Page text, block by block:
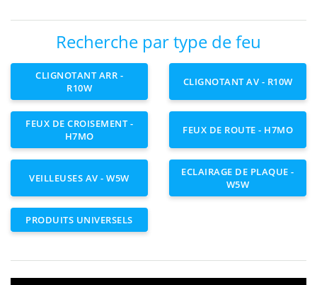
Recherche par type de feu
CLIGNOTANT ARR -
R10W
CLIGNOTANT AV - R10W
FEUX DE CROISEMENT -
H7MO
FEUX DE ROUTE - H7MO
VEILLEUSES AV - W5W
ECLAIRAGE DE PLAQUE -
W5W
PRODUITS UNIVERSELS